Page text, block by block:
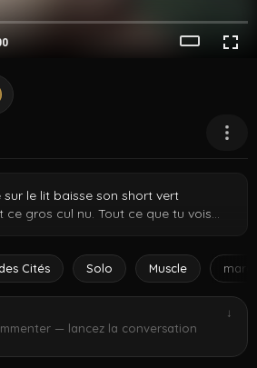
le lit baisse son short vert
gros cul nu. Tout ce que tu vois
et lisses pendant qu'il change
te provoquant. Clip court mais
but pas de détour juste du gros
contenu de chambre d'un vrai
son meilleur atout et n'a pas
Cités Solo Muscle
— lancez la conversation
↓